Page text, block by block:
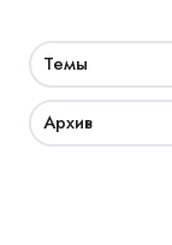
Темы
Архив